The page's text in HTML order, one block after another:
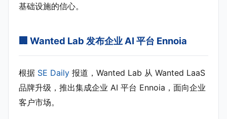
基础设施的信心。
🏢 Wanted Lab 发布企业 AI 平台 Ennoia
根据 SE Daily 报道，Wanted Lab 从 Wanted LaaS
品牌升级，推出集成企业 AI 平台 Ennoia，面向企业
客户市场。